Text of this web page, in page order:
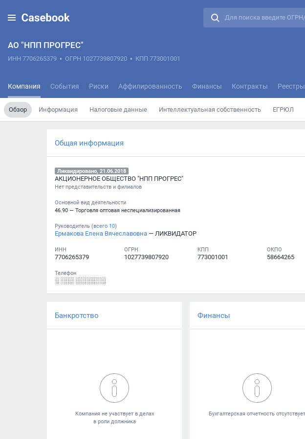
АО "НПП ПРОГРЕС"
ИНН 7706265379 • ОГРН 1027739807920 • КПП 773001001
Компания События Риски Аффилированность Финансы Контракты Реестры
Обзор Информация Налоговые данные Интеллектуальная собственность ЕГРЮЛ
Общая информация
Ликвидировано, 21.06.2018
АКЦИОНЕРНОЕ ОБЩЕСТВО "НПП ПРОГРЕС"
Нет представительств и филиалов
Основной вид деятельности
46.90 — Торговля оптовая неспециализированная
Руководитель (всего 10)
Ермакова Елена Вячеславовна — ЛИКВИДАТОР
ИНН
7706265379
ОГРН
1027739807920
КПП
773001001
ОКПО
58664265
Телефон
░ ░░░ ░░░░░░░
Банкротство Финансы